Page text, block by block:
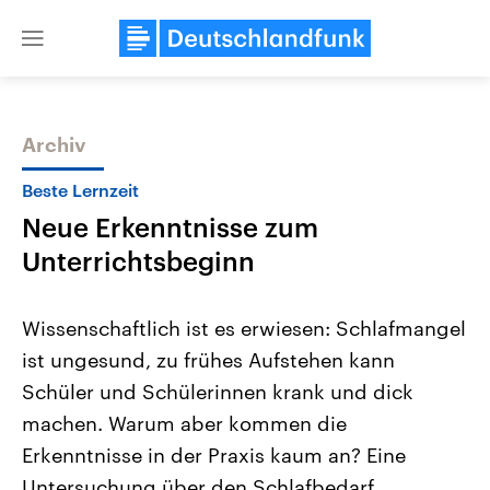
Close
Themen
Landtagswahl Sachsen-Anhalt
2026
Alle Informationen
Sachsen-Anhalt wählt am 6.
September 2026 einen neuen
Landtag. Seit 2021 wird das
Bundesland von einer Koalition aus
USA
Aktuelle Beiträge,
Hintergründe
Wirtschaftlich und
gehören die Vereinigten
den mächtigsten Ländern
mit großem Einfluss auf
Archiv
Beste Lernzeit
Neue Erkenntnisse zum
Unterrichtsbeginn
Wissenschaftlich ist es erwiesen: Schlafmangel
ist ungesund, zu frühes Aufstehen kann
Schüler und Schülerinnen krank und dick
machen. Warum aber kommen die
Erkenntnisse in der Praxis kaum an? Eine